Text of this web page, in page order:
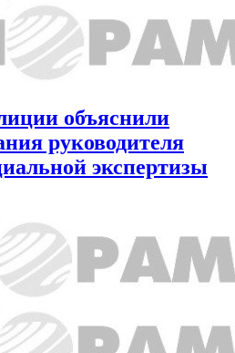
объяснили
руководителя
экспертизы